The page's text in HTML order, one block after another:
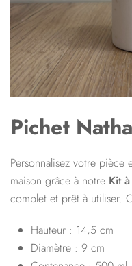
Pichet
Personnalisez votre pièce
maison grâce à notre Kit
complet et prêt à utiliser.
Hauteur : 14,5 cm
Diamètre : 9 cm